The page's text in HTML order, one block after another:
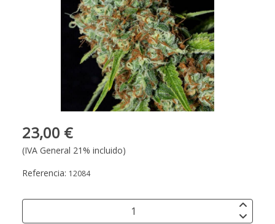
23,00 €
(IVA General 21% incluido)
Referencia: 12084